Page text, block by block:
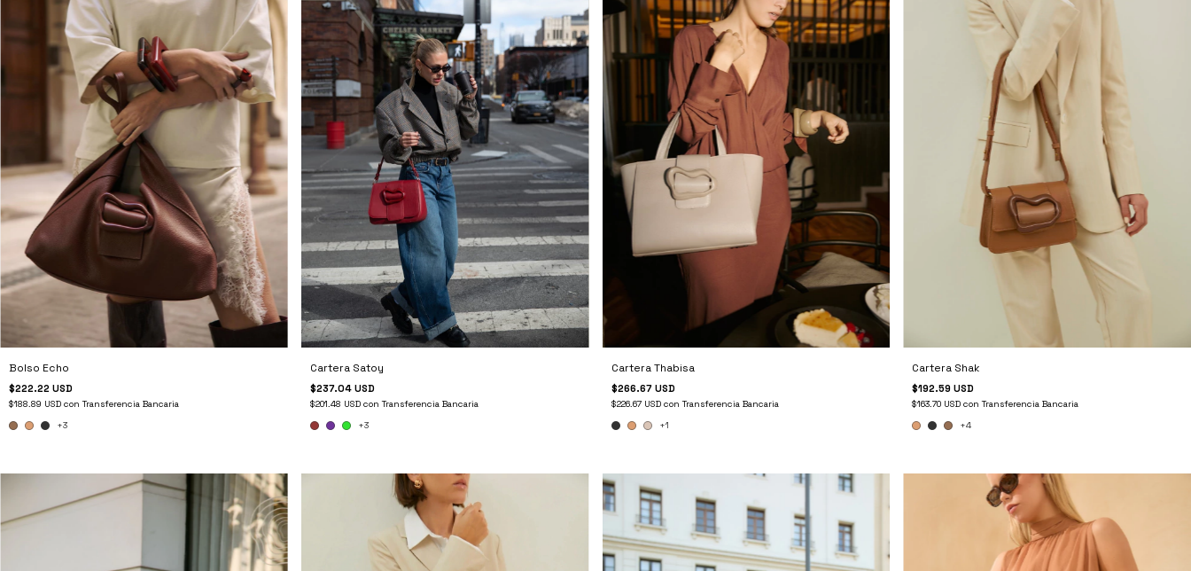
Bolso Echo
$222.22 USD
$188.89 USD con Transferencia Bancaria
+3
Cartera Satoy
$237.04 USD
$201.48 USD con Transferencia Bancaria
+3
Cartera Thabisa
$266.67 USD
$226.67 USD con Transferencia Bancaria
+1
Cartera Shak
$192.59 USD
$163.70 USDcon Transferencia Bancaria
+4